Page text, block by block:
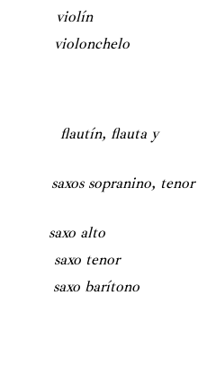
violín
violonchelo
flautín, flauta y
saxos sopranino, tenor
saxo alto
saxo tenor
saxo barítono